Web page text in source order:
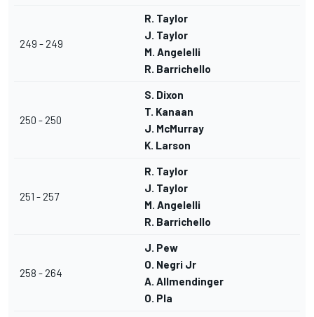
249 - 249
R. Taylor
J. Taylor
M. Angelelli
R. Barrichello
250 - 250
S. Dixon
T. Kanaan
J. McMurray
K. Larson
251 - 257
R. Taylor
J. Taylor
M. Angelelli
R. Barrichello
258 - 264
J. Pew
O. Negri Jr
A. Allmendinger
O. Pla